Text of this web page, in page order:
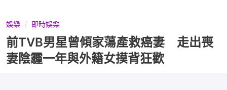
娛樂 即時娛樂
前TVB男星曾傾家蕩產救癌妻 走出喪
妻陰霾一年與外籍女摸背狂歡